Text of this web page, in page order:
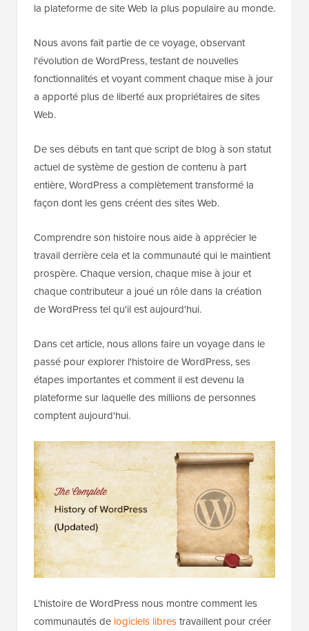
la plateforme de site Web la plus populaire au monde.
Nous avons fait partie de ce voyage, observant
l'évolution de WordPress, testant de nouvelles
fonctionnalités et voyant comment chaque mise à jour
a apporté plus de liberté aux propriétaires de sites
Web.
De ses débuts en tant que script de blog à son statut
actuel de système de gestion de contenu à part
entière, WordPress a complètement transformé la
façon dont les gens créent des sites Web.
Comprendre son histoire nous aide à apprécier le
travail derrière cela et la communauté qui le maintient
prospère. Chaque version, chaque mise à jour et
chaque contributeur a joué un rôle dans la création
de WordPress tel qu'il est aujourd'hui.
Dans cet article, nous allons faire un voyage dans le
passé pour explorer l'histoire de WordPress, ses
étapes importantes et comment il est devenu la
plateforme sur laquelle des millions de personnes
comptent aujourd'hui.
L'histoire de WordPress nous montre comment les
communautés de logiciels librestravaillent pour créer